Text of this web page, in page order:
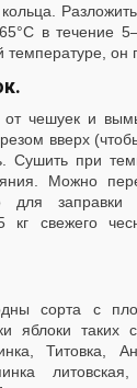
в течение
температуре, он
от чешуек и
вверх
Сушить при
Можно
для заправки
свежего
сорта с
яблоки таких
Титовка,